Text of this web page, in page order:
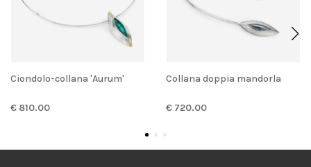
Ciondolo-collana 'Aurum'
€ 810.00
Collana doppia mandorla
€ 720.00